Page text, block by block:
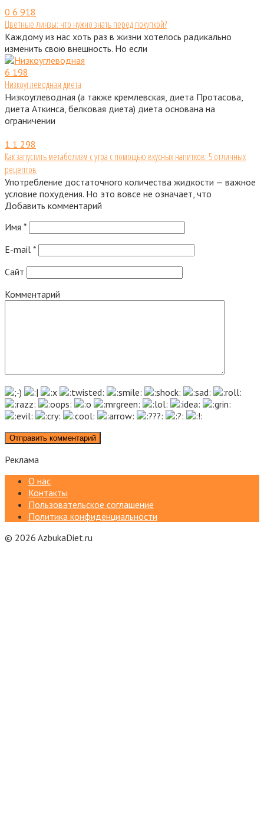
0 6 918
Цветные линзы: что нужно знать перед покупкой?
Каждому из нас хоть раз в жизни хотелось радикально
изменить свою внешность. Но если
6 198
Низкоуглеводная диета
Низкоуглеводная (а также кремлевская, диета Протасова,
диета Аткинса, белковая диета) диета основана на
ограничении
1 1 298
Как запустить метаболизм с утра с помощью вкусных напитков: 5 отличных
рецептов
Употребление достаточного количества жидкости — важное
условие похудения. Но это вовсе не означает, что
Добавить комментарий
Имя *
E-mail *
Сайт
Комментарий
Реклама
О нас
Контакты
Пользовательское соглашение
Политика конфиденциальности
© 2026 AzbukaDiet.ru